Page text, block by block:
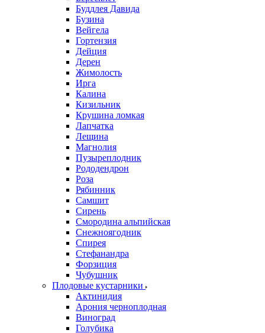
Буддлея Давида
Бузина
Вейгела
Гортензия
Дейция
Дерен
Жимолость
Ирга
Калина
Кизильник
Крушина ломкая
Лапчатка
Лещина
Магнолия
Пузыреплодник
Рододендрон
Роза
Рябинник
Самшит
Сирень
Смородина альпийская
Снежноягодник
Спирея
Стефанандра
Форзиция
Чубушник
Плодовые кустарники
Актинидия
Арония черноплодная
Виноград
Голубика